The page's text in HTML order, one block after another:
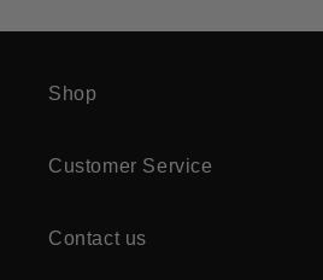
Shop
Customer Service
Contact us